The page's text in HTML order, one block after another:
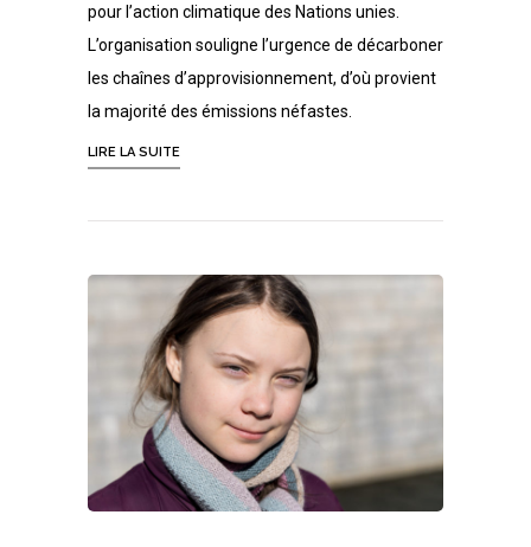
pour l’action climatique des Nations unies.
L’organisation souligne l’urgence de décarboner
les chaînes d’approvisionnement, d’où provient
la majorité des émissions néfastes.
LIRE LA SUITE